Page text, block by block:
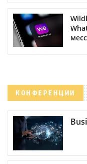
КОНФЕРЕНЦИИ